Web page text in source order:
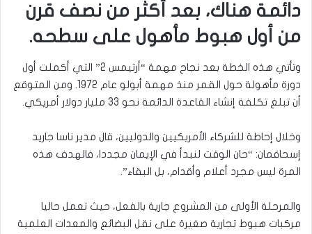
دائمة هناك، بعد أكثر من نصف قرن
من أول هبوط مأهول على سطحه.
وتأتي هذه الخطة بعد نجاح مهمة “أرتيمس 2” التي أكملت أول
دورة مأهولة حول القمر منذ مهمة أبولو عام 1972. ومن المتوقع
أن تبلغ تكلفة إنشاء القاعدة الدائمة نحو 33 مليار دولار أمريكي.
وخلال إحاطة للشركاء الأمريكيين والدوليين، قال مدير ناسا جاريد
إسحاقمان: “حان الوقت لنبدأ في الإيمان مجددا، فالهدف هذه
المرة ليس مجرد أعلام وأقدام، بل البقاء”.
والمرحلة الأولى من المشروع جارية بالفعل، حيث تعمل حاليا
مركبات هبوط تجارية صغيرة على نقل البضائع والمعدات العلمية